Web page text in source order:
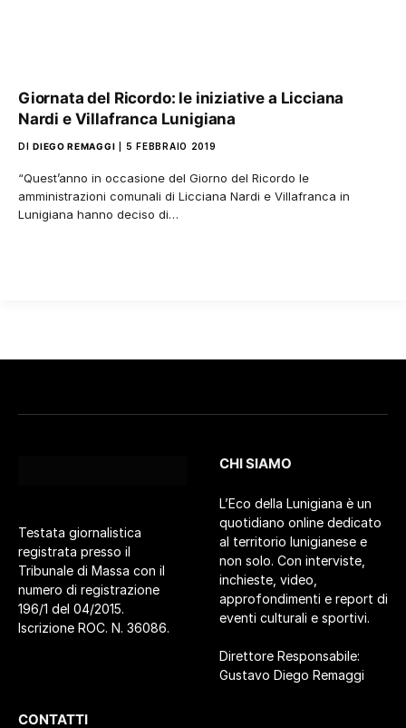
Giornata del Ricordo: le iniziative a Licciana
Nardi e Villafranca Lunigiana
DI DIEGO REMAGGI 5 FEBBRAIO 2019
“Quest’anno in occasione del Giorno del Ricordo le
amministrazioni comunali di Licciana Nardi e Villafranca in
Lunigiana hanno deciso di…
Testata giornalistica
registrata presso il
Tribunale di Massa con il
numero di registrazione
196/1 del 04/2015.
Iscrizione ROC. N. 36086.
CHI SIAMO
L’Eco della Lunigiana è un
quotidiano online dedicato
al territorio lunigianese e
non solo. Con interviste,
inchieste, video,
approfondimenti e report di
eventi culturali e sportivi.
Direttore Responsabile:
Gustavo Diego Remaggi
CONTATTI